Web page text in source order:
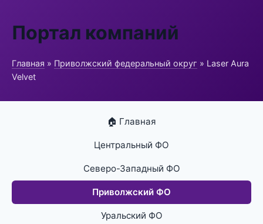
Портал компаний
Главная » Приволжский федеральный округ » Laser Aura
Velvet
🏠 Главная
Центральный ФО
Северо-Западный ФО
Приволжский ФО
Уральский ФО